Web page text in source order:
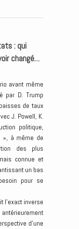
: qui
changé…
avant même
par D. Trump
de taux
J. Powell, K.
politique,
», à même de
des plus
connue et
un bas
pour se
l’exact inverse
d’une